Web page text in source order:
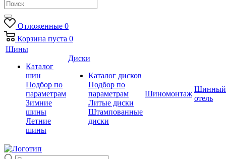
Отложенные 0
Корзина пуста 0
Шины
Каталог
шин
Подбор по
параметрам
Зимние
шины
Летние
шины
Диски
Каталог дисков
Подбор по
параметрам
Литые диски
Штампованные
диски
Шиномонтаж
Шинный
отель